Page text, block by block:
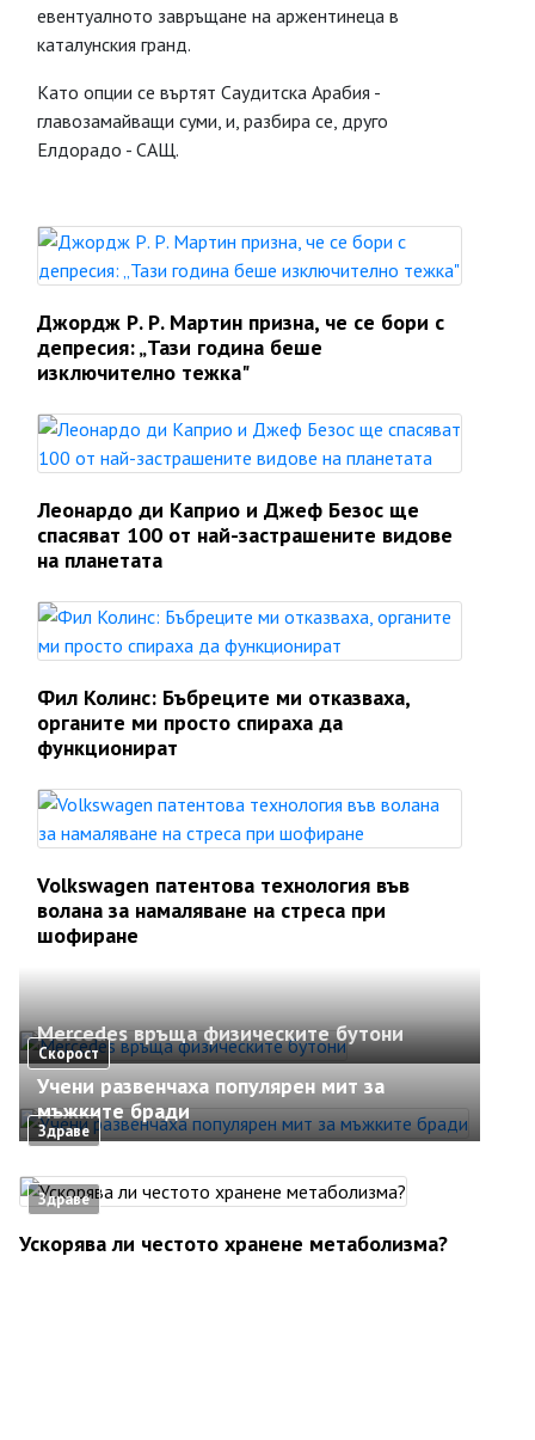
евентуалното завръщане на аржентинеца в
каталунския гранд.
Като опции се въртят Саудитска Арабия -
главозамайващи суми, и, разбира се, друго
Елдорадо - САЩ.
Джордж Р. Р. Мартин призна, че се бори с
депресия: „Тази година беше
изключително тежка"
Леонардо ди Каприо и Джеф Безос ще
спасяват 100 от най-застрашените видове
на планетата
Фил Колинс: Бъбреците ми отказваха,
органите ми просто спираха да
функционират
Volkswagen патентова технология във
волана за намаляване на стреса при
шофиране
Скорост
Mercedes връща физическите бутони
Здраве
Учени развенчаха популярен мит за
мъжките бради
Здраве
Ускорява ли честото хранене метаболизма?